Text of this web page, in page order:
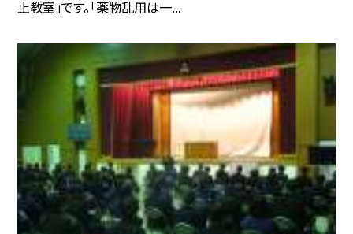
止教室」です。「薬物乱用は一...